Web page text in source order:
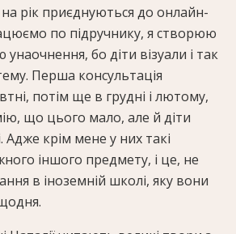
на рік приєднуються до онлайн-
по підручнику, я створюю
унаочнення, бо діти візуали і так
Перша консультація
потім ще в грудні і лютому,
що цього мало, але й діти
Адже крім мене у них такі
іншого предмету, і це, не
в іноземній школі, яку вони